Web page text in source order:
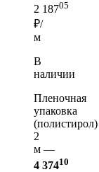
2 18705
₽/
м
В
наличии
Пленочная
упаковка
(полистирол)
2
м —
4 37410